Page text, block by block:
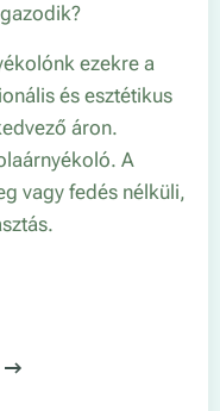
ezekre a
és esztétikus
áron.
A
vagy fedés nélküli,